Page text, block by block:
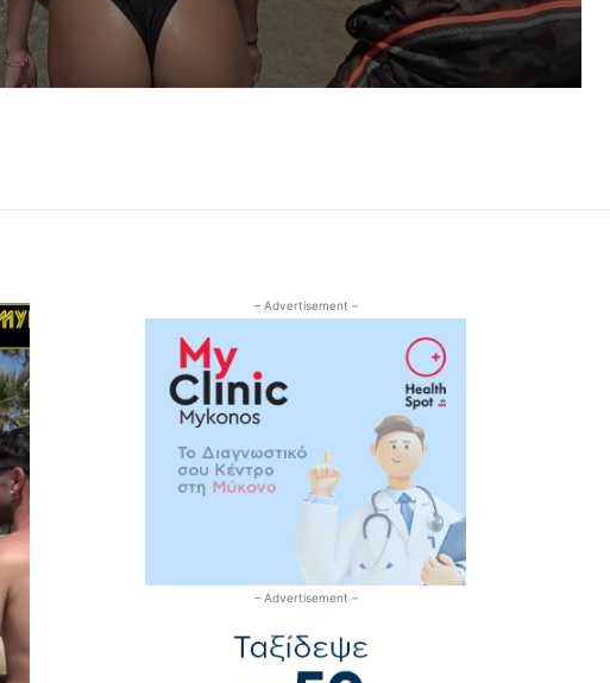
– Advertisement –
– Advertisement –